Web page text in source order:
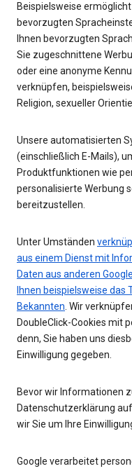
Beispielsweise
bevorzugten
Ihnen bevorzugten
Sie zugeschnittene
oder eine anonyme
verknüpfen,
Religion, sexueller
Unsere automatisierten
(einschließlich E-Mails),
Produktfunktionen wie
personalisierte Werbung
bereitzustellen.
Unter Umständen
aus einem Dienst mit
Daten aus anderen
Ihnen beispielsweise das
Bekannten. Wir
DoubleClick-Cookies mit
denn, Sie haben uns
Einwilligung gegeben.
Bevor wir Informationen
Datenschutzerklärung
wir Sie um Ihre
Google verarbeitet